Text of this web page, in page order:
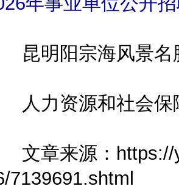
明阳宗海风景名
力资源和社会保
章来源：https://
7139691.shtml